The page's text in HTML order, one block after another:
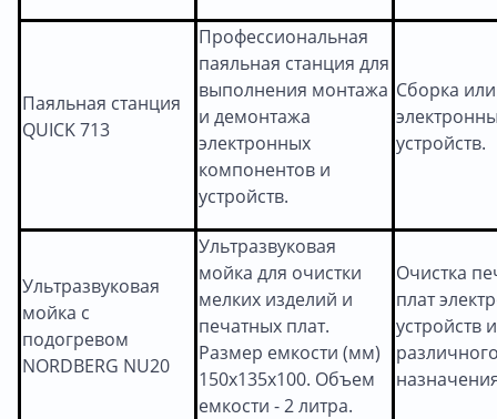
Паяльная станция
QUICK 713
Профессиональная
паяльная станция для
выполнения монтажа
и демонтажа
электронных
компонентов и
устройств.
Сборка
устройств.
Ультразвуковая
мойка с
подогревом
NORDBERG NU20
Ультразвуковая
мойка для очистки
мелких изделий и
печатных плат.
Размер емкости (мм)
150x135x100. Объем
емкости - 2 литра.
Очистка
плат
устройств